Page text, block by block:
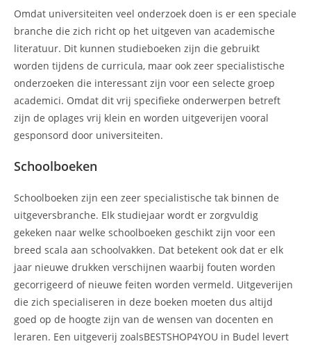
Omdat universiteiten veel onderzoek doen is er een speciale
branche die zich richt op het uitgeven van academische
literatuur. Dit kunnen studieboeken zijn die gebruikt
worden tijdens de curricula, maar ook zeer specialistische
onderzoeken die interessant zijn voor een selecte groep
academici. Omdat dit vrij specifieke onderwerpen betreft
zijn de oplages vrij klein en worden uitgeverijen vooral
gesponsord door universiteiten.
Schoolboeken
Schoolboeken zijn een zeer specialistische tak binnen de
uitgeversbranche. Elk studiejaar wordt er zorgvuldig
gekeken naar welke schoolboeken geschikt zijn voor een
breed scala aan schoolvakken. Dat betekent ook dat er elk
jaar nieuwe drukken verschijnen waarbij fouten worden
gecorrigeerd of nieuwe feiten worden vermeld. Uitgeverijen
die zich specialiseren in deze boeken moeten dus altijd
goed op de hoogte zijn van de wensen van docenten en
leraren. Een uitgeverij zoalsBESTSHOP4YOU in Budel levert